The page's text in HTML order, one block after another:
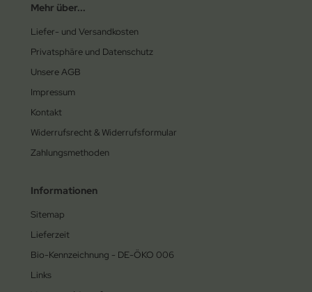
Mehr über...
Liefer- und Versandkosten
Privatsphäre und Datenschutz
Unsere AGB
Impressum
Kontakt
Widerrufsrecht & Widerrufsformular
Zahlungsmethoden
Informationen
Sitemap
Lieferzeit
Bio-Kennzeichnung - DE-ÖKO 006
Links